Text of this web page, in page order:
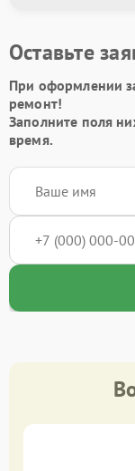
Оставьте
При оформлении
ремонт!
Заполните поля
время.